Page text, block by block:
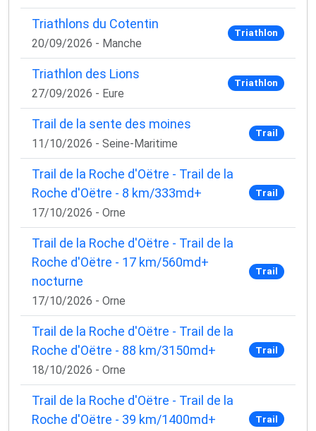
Triathlons du Cotentin
20/09/2026 - Manche
Triathlon
Triathlon des Lions
27/09/2026 - Eure
Triathlon
Trail de la sente des moines
11/10/2026 - Seine-Maritime
Trail
Trail de la Roche d'Oëtre - Trail de la
Roche d'Oëtre - 8 km/333md+
17/10/2026 - Orne
Trail
Trail de la Roche d'Oëtre - Trail de la
Roche d'Oëtre - 17 km/560md+
nocturne
17/10/2026 - Orne
Trail
Trail de la Roche d'Oëtre - Trail de la
Roche d'Oëtre - 88 km/3150md+
18/10/2026 - Orne
Trail
Trail de la Roche d'Oëtre - Trail de la
Roche d'Oëtre - 39 km/1400md+
Trail